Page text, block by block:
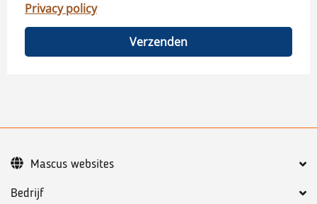
Privacy policy
Verzenden
Bedrijf
Mascus websites